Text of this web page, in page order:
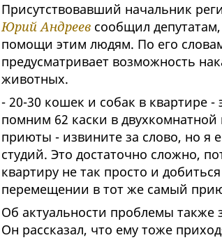
Присутствовавший начальник
Юрий Андреевсообщил
помощи этим людям. По его
предусматривает возможность
животных.
- 20-30 кошек и собак в квартире
помним 62 каски в
приюты - извините за слово, но я
студий. Это достаточно сложно,
квартиру не так просто и
перемещении в тот же самый
Об актуальности проблемы также
Он рассказал, что ему тоже